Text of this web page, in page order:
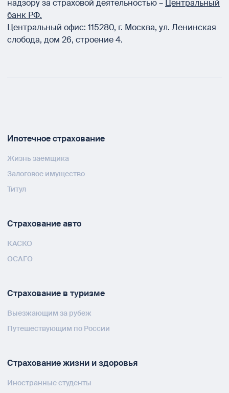
надзору за страховой деятельностью – Центральный
банк РФ.
Центральный офис: 115280, г. Москва, ул. Ленинская
слобода, дом 26, строение 4.
Ипотечное страхование
Жизнь заемщика
Залоговое имущество
Титул
Страхование авто
КАСКО
ОСАГО
Страхование в туризме
Выезжающим за рубеж
Путешествующим по России
Страхование жизни и здоровья
Иностранные студенты